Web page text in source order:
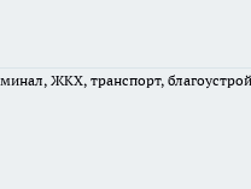
ЖКХ, транспорт,